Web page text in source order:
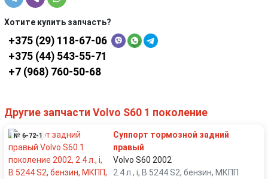
Хотите купить запчасть?
+375 (29) 118-67-06
+375 (44) 543-55-71
+7 (968) 760-50-68
Другие запчасти Volvo S60 1 поколение
№ 6-72-1
Суппорт тормозной задний
правый
Volvo S60 2002
2.4 л., i, B 5244 S2, бензин, МКПП